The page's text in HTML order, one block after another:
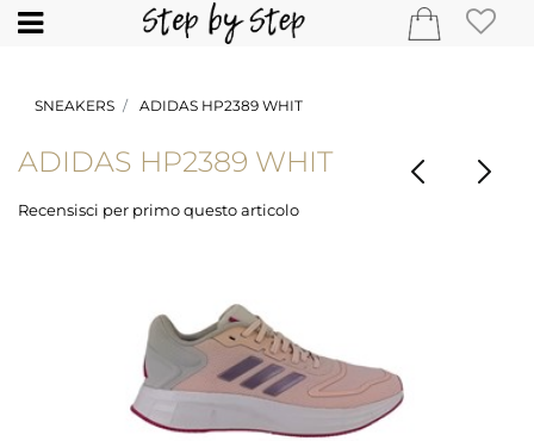
Open
SNEAKERS ADIDAS HP2389 WHIT
ADIDAS HP2389 WHIT
Recensisci per primo questo articolo